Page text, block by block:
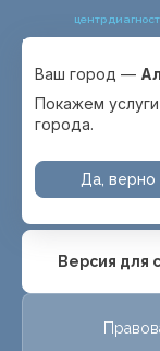
центр
Выбрать город
с. Отеген батыра
Ваш город —
Покажем
города.
Да, верно
Версия для